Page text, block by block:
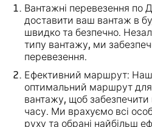
Вантажні перевезення по
доставити ваш вантаж в
швидко та безпечно.
типу вантажу, ми
перевезення.
Ефективний маршрут:
оптимальний маршрут
вантажу, щоб
часу. Ми врахуємо всі
руху та обрані найбільш